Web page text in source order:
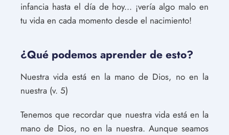
infancia hasta el día de hoy... ¡vería algo malo en
tu vida en cada momento desde el nacimiento!
¿Qué podemos aprender de esto?
Nuestra vida está en la mano de Dios, no en la
nuestra (v. 5)
Tenemos que recordar que nuestra vida está en la
mano de Dios, no en la nuestra. Aunque seamos